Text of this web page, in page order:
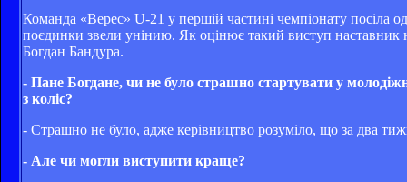
Команда «Верес» U-21 у першій частині чемпіонату посіла
поєдинки звели унінию. Як оцінює такий виступ наставник
Богдан Бандура.
- Пане Богдане, чи не було страшно стартувати у
з коліс?
- Страшно не було, адже керівництво розуміло, що за два
- Але чи могли виступити краще?